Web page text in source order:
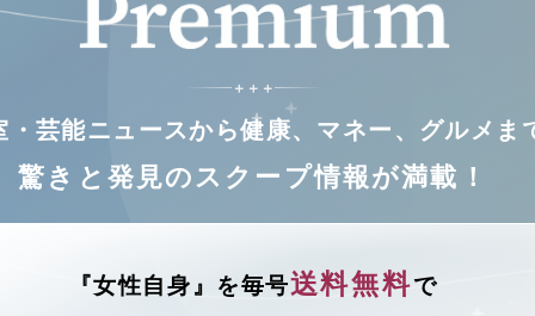
＋ ＋ ＋
・芸能ニュースから健康、マネー、グルメま
驚きと発見のスクープ情報が満載！
『女性自身』を毎号送料無料で